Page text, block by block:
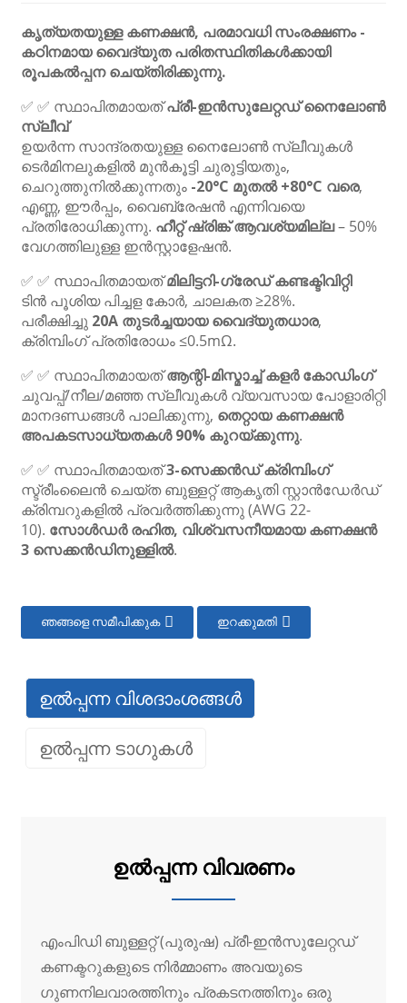
കൃത്യതയുള്ള കണക്ഷൻ, പരമാവധി സംരക്ഷണം -
കഠിനമായ വൈദ്യുത പരിതസ്ഥിതികൾക്കായി
രൂപകൽപ്പന ചെയ്‌തിരിക്കുന്നു.
✅ ✅ സ്ഥാപിതമായത്പ്രീ-ഇൻസുലേറ്റഡ് നൈലോൺ
സ്ലീവ്
ഉയർന്ന സാന്ദ്രതയുള്ള നൈലോൺ സ്ലീവുകൾ
ടെർമിനലുകളിൽ മുൻകൂട്ടി ചുരുട്ടിയതും,
ചെറുത്തുനിൽക്കുന്നതും -20°C മുതൽ +80°C വരെ,
എണ്ണ, ഈർപ്പം, വൈബ്രേഷൻ എന്നിവയെ
പ്രതിരോധിക്കുന്നു. ഹീറ്റ് ഷ്രിങ്ക് ആവശ്യമില്ല– 50%
വേഗത്തിലുള്ള ഇൻസ്റ്റാളേഷൻ.
✅ ✅ സ്ഥാപിതമായത്മിലിട്ടറി-ഗ്രേഡ് കണ്ടക്ടിവിറ്റി
ടിൻ പൂശിയ പിച്ചള കോർ, ചാലകത ≥28%.
പരീക്ഷിച്ചു 20A തുടർച്ചയായ വൈദ്യുതധാര,
ക്രിമ്പിംഗ് പ്രതിരോധം ≤0.5mΩ.
✅ ✅ സ്ഥാപിതമായത്ആന്റി-മിസ്മാച്ച് കളർ കോഡിംഗ്
ചുവപ്പ്/നീല/മഞ്ഞ സ്ലീവുകൾ വ്യവസായ പോളാരിറ്റി
മാനദണ്ഡങ്ങൾ പാലിക്കുന്നു, തെറ്റായ കണക്ഷൻ
അപകടസാധ്യതകൾ 90% കുറയ്ക്കുന്നു.
✅ ✅ സ്ഥാപിതമായത്3-സെക്കൻഡ് ക്രിമ്പിംഗ്
സ്ട്രീംലൈൻ ചെയ്ത ബുള്ളറ്റ് ആകൃതി സ്റ്റാൻഡേർഡ്
ക്രിമ്പറുകളിൽ പ്രവർത്തിക്കുന്നു (AWG 22-
10). സോൾഡർ രഹിത, വിശ്വസനീയമായ കണക്ഷൻ
3 സെക്കൻഡിനുള്ളിൽ.
ഞങ്ങളെ സമീപിക്കുക ഇറക്കുമതി
ഉൽപ്പന്ന വിശദാംശങ്ങൾ
ഉൽപ്പന്ന ടാഗുകൾ
ഉൽപ്പന്ന വിവരണം
എംപിഡി ബുള്ളറ്റ് (പുരുഷ) പ്രീ-ഇൻസുലേറ്റഡ്
കണക്ടറുകളുടെ നിർമ്മാണം അവയുടെ
ഗുണനിലവാരത്തിനും പ്രകടനത്തിനും ഒരു